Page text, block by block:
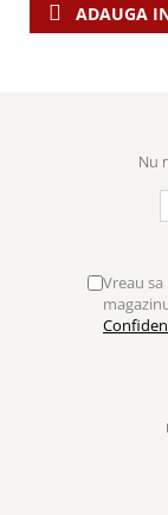
ADAUGA
Nu
Vreau